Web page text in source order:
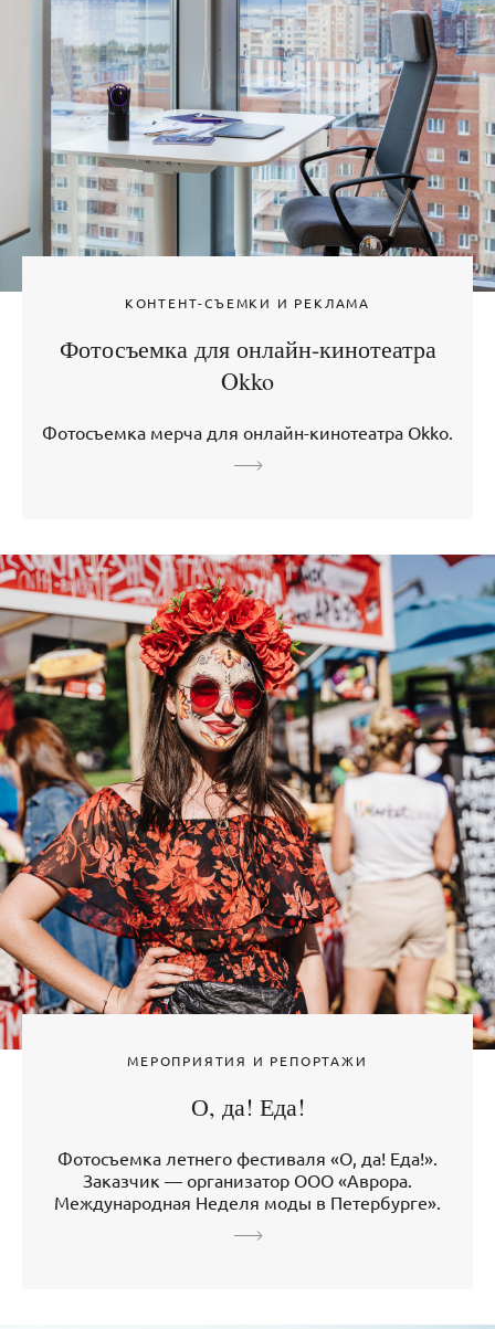
КОНТЕНТ-СЪЕМКИ И РЕКЛАМА
Фотосъемка для онлайн-кинотеатра
Okko
Фотосъемка мерча для онлайн-кинотеатра Okko.
МЕРОПРИЯТИЯ И РЕПОРТАЖИ
О, да! Еда!
Фотосъемка летнего фестиваля «О, да! Еда!».
Заказчик — организатор ООО «Аврора.
Международная Неделя моды в Петербурге».